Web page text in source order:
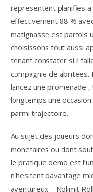
representent planifies
effectivement 88 %
matignasse est parfois
choisissons tout aussi
tenant constater si il
compagnie de abritees.
lancez une promenade
longtemps une
parmi trajectoire.
Au sujet des joueurs
monetaires ou dont
le pratique demo est
n’hesitent davantage
aventureux – Nolimit